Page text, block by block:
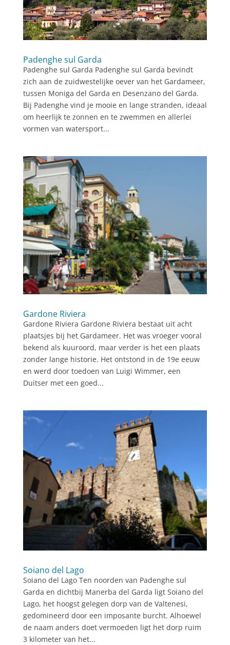
Padenghe sul Garda
Padenghe sul Garda Padenghe sul Garda bevindt
zich aan de zuidwestelijke oever van het Gardameer,
tussen Moniga del Garda en Desenzano del Garda.
Bij Padenghe vind je mooie en lange stranden, ideaal
om heerlijk te zonnen en te zwemmen en allerlei
vormen van watersport...
Gardone Riviera
Gardone Riviera Gardone Riviera bestaat uit acht
plaatsjes bij het Gardameer. Het was vroeger vooral
bekend als kuuroord, maar verder is het een plaats
zonder lange historie. Het ontstond in de 19e eeuw
en werd door toedoen van Luigi Wimmer, een
Duitser met een goed...
Soiano del Lago
Soiano del Lago Ten noorden van Padenghe sul
Garda en dichtbij Manerba del Garda ligt Soiano del
Lago, het hoogst gelegen dorp van de Valtenesi,
gedomineerd door een imposante burcht. Alhoewel
de naam anders doet vermoeden ligt het dorp ruim
3 kilometer van het...